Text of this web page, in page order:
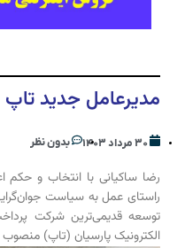
مدیرعامل جدید
۳۰ مرداد ۱۴۰۳ بدون نظر
رضا ساکیانی با انتخاب و
راستای عمل به سیاست
توسعه قدیمی‌ترین شرکت
الکترونیک پارسیان (تاپ)